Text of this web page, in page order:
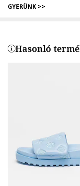
GYERÜNK >>
Hasonló